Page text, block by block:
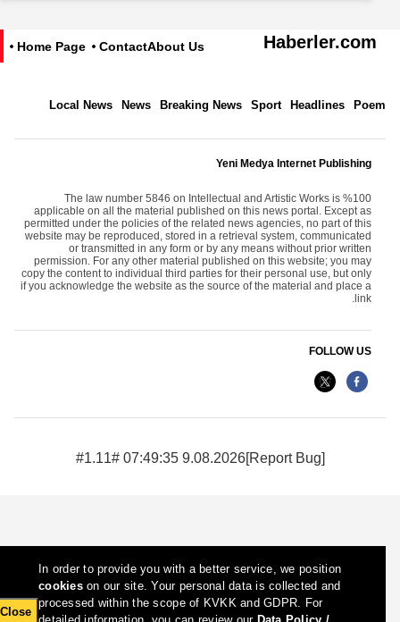
Haberler.com
About Us
Contact
Home Page
Poem
Headlines
Sport
Breaking News
News
Local News
Yeni Medya Internet Publishing
The law number 5846 on Intellectual and Artistic Works is %100
applicable on all the material published on this news portal. Except as
permitted under the policies of the related news agencies, no part of this
website may be reproduced, stored in a retrieval system, communicated
or transmitted in any form or by any means without prior written
permission. For any other material published on this website; you may
copy the content to individual third parties for their personal use, but only
if you acknowledge the website as the source of the material and place a
link.
FOLLOW US
9.08.2026 07:49:35 #1.11#
In order to provide you with a better service, we position
cookieson our site. Your personal data is collected and
processed within the scope of KVKK and GDPR. For
Close